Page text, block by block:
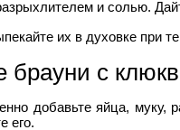
и солью.
их в духовке при
с
добавьте яйца,
его.